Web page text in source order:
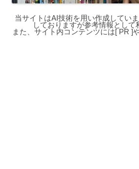
当サイトはAI技術を用い作成してい
しておりますが参考情報として
また、サイト内コンテンツには[ PR ]